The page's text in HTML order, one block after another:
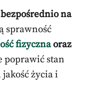
na
sprawność
fizycznaoraz
poprawić stan
życia i